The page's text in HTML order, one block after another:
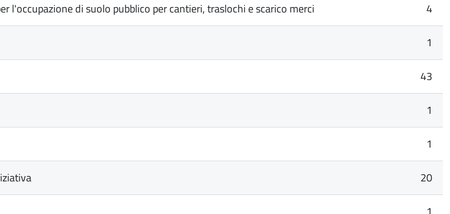
l'occupazione di suolo pubblico per cantieri, traslochi e scarico merci 4
1
43
1
1
20